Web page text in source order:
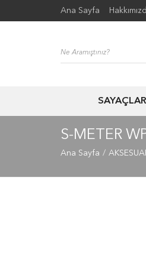
Ana Sayfa
SAYAÇLAR
S-METER
Ana Sayfa